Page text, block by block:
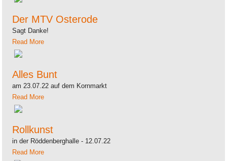
Der MTV Osterode
Sagt Danke!
Read More
Alles Bunt
am 23.07.22 auf dem Kornmarkt
Read More
Rollkunst
in der Röddenberghalle - 12.07.22
Read More